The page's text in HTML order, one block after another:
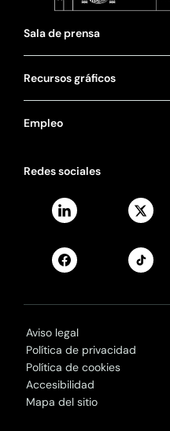
Sala de prensa
Recursos gráficos
Empleo
Redes sociales
Aviso legal
Política de privacidad
Política de cookies
Accesibilidad
Mapa del sitio